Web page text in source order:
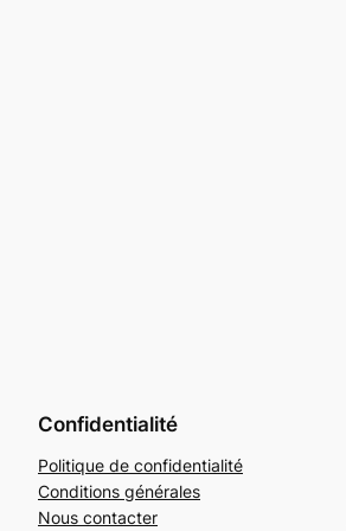
Confidentialité
Politique de confidentialité
Conditions générales
Nous contacter